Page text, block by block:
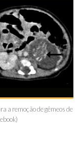
a remoção de gêmeos de